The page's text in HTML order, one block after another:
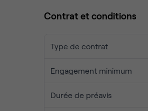
Contrat et conditions
Type de contrat
Engagement minimum
Durée de préavis